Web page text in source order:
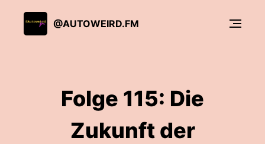
@AUTOWEIRD.FM
Folge 115: Die
Zukunft der